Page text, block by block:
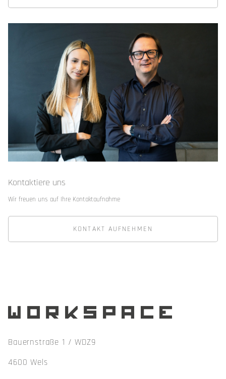
Kontaktiere uns
Wir freuen uns auf Ihre Kontaktaufnahme
KONTAKT AUFNEHMEN
workspace
Bauernstraße 1 / WDZ9
4600 Wels